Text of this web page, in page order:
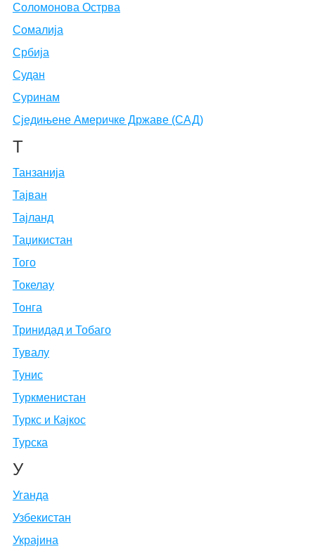
Соломонова Острва
Сомалија
Србија
Судан
Суринам
Сједињене Америчке Државе (САД)
Т
Танзанија
Тајван
Тајланд
Таџикистан
Того
Токелау
Тонга
Тринидад и Тобаго
Тувалу
Тунис
Туркменистан
Туркс и Кајкос
Турска
У
Уганда
Узбекистан
Украјина